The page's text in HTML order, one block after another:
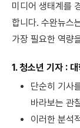
미디어 생태계를
합니다. 수완뉴스
가장 필요한 역량
1. 청소년 기자 :
단순히 기사
바라보는 관
이러한 분석